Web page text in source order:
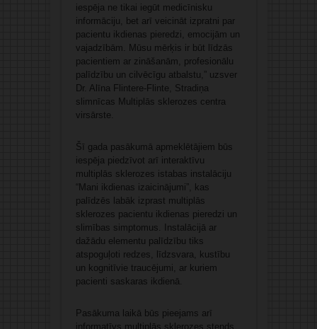
iespēja ne tikai iegūt medicīnisku
informāciju, bet arī veicināt izpratni par
pacientu ikdienas pieredzi, emocijām un
vajadzībām. Mūsu mērķis ir būt līdzās
pacientiem ar zināšanām, profesionālu
palīdzību un cilvēcīgu atbalstu,” uzsver
Dr. Alīna Flintere-Flinte, Stradiņa
slimnīcas Multiplās sklerozes centra
virsārste.
Šī gada pasākumā apmeklētājiem būs
iespēja piedzīvot arī interaktīvu
multiplās sklerozes istabas instalāciju
“Mani ikdienas izaicinājumi”, kas
palīdzēs labāk izprast multiplās
sklerozes pacientu ikdienas pieredzi un
slimības simptomus. Instalācijā ar
dažādu elementu palīdzību tiks
atspoguļoti redzes, līdzsvara, kustību
un kognitīvie traucējumi, ar kuriem
pacienti saskaras ikdienā.
Pasākuma laikā būs pieejams arī
informatīvs multiplās sklerozes stends